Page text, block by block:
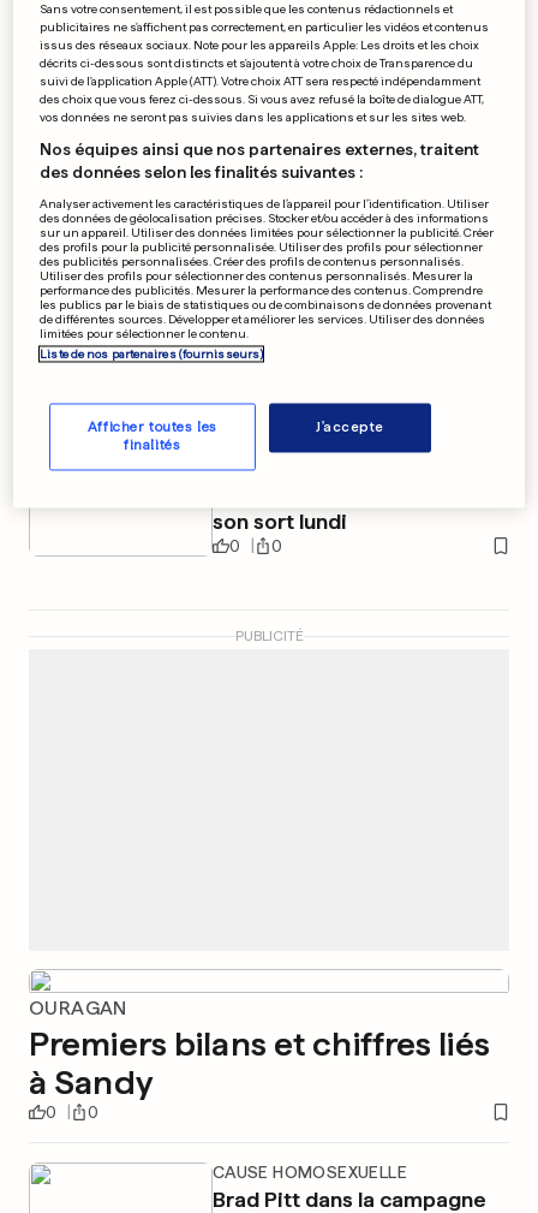
LIVRE POLÉMIQUE
Le Palais royal belge contre-
attaque
0 0
COUPE DE LA LIGUE
Le PSG détrône l'Olympique
de Marseille
DIRECTOIRE DE LA BCE
son sort lundi
0 0
PUBLICITÉ
OURAGAN
Premiers bilans et chiffres liés
à Sandy
0 0
CAUSE HOMOSEXUELLE
Brad Pitt dans la campagne
Sans votre consentement, il est possible que les contenus rédactionnels et
publicitaires ne s'affichent pas correctement, en particulier les vidéos et contenus
issus des réseaux sociaux. Note pour les appareils Apple: Les droits et les choix
décrits ci-dessous sont distincts et s'ajoutent à votre choix de Transparence du
suivi de l'application Apple (ATT). Votre choix ATT sera respecté indépendamment
des choix que vous ferez ci-dessous. Si vous avez refusé la boîte de dialogue ATT,
vos données ne seront pas suivies dans les applications et sur les sites web.
Nos équipes ainsi que nos partenaires externes, traitent
des données selon les finalités suivantes :
Analyser activement les caractéristiques de l’appareil pour l’identification. Utiliser
des données de géolocalisation précises. Stocker et/ou accéder à des informations
sur un appareil. Utiliser des données limitées pour sélectionner la publicité. Créer
des profils pour la publicité personnalisée. Utiliser des profils pour sélectionner
des publicités personnalisées. Créer des profils de contenus personnalisés.
Utiliser des profils pour sélectionner des contenus personnalisés. Mesurer la
performance des publicités. Mesurer la performance des contenus. Comprendre
les publics par le biais de statistiques ou de combinaisons de données provenant
de différentes sources. Développer et améliorer les services. Utiliser des données
limitées pour sélectionner le contenu.
Liste de nos partenaires (fournisseurs)
Afficher toutes les
finalités
J'accepte